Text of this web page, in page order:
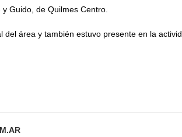
Guido, de Quilmes Centro.
área y también estuvo presente en la